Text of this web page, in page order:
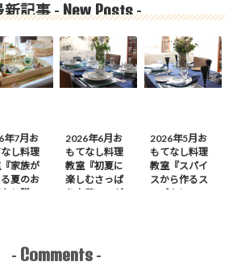
し』
記事 -New Posts-
年7月お
し料理
家族が
夏のお
し膳』
2026年6月お
もてなし料理
教室『初夏に
楽しむさっぱ
り中華』のが
2026年5月お
もてなし料理
教室『スパイ
スから作るス
ープカレーの
- Comments -